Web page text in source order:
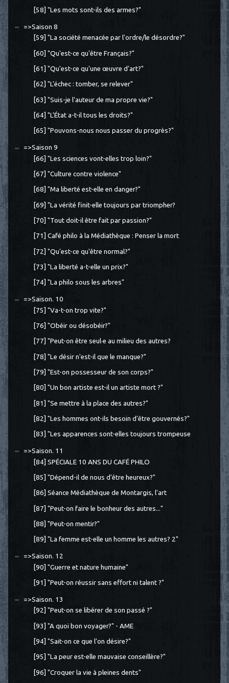
[58] "Les mots sont-ils des armes?"
=>Saison 8
[59] "La société menacée par l'ordre/le désordre?"
[60] "Qu'est-ce qu'être Français?"
[61] "Qu'est-ce qu'une œuvre d'art?"
[62] "L'échec : tomber, se relever"
[63] "Suis-je l'auteur de ma propre vie?"
[64] "L'État a-t-il tous les droits?"
[65] "Pouvons-nous nous passer du progrès?"
=>Saison 9
[66] "Les sciences vont-elles trop loin?"
[67] "Culture contre violence"
[68] "Ma liberté est-elle en danger?"
[69] "La vérité finit-elle toujours par triompher?
[70] "Tout doit-il être fait par passion?"
[71] Café philo à la Médiathèque : Penser la mort
[72] "Qu'est-ce qu'être normal?"
[73] "La liberté a-t-elle un prix?"
[74] "La philo sous les arbres"
=>Saison. 10
[75] "Va-t-on trop vite?"
[76] "Obéir ou désobéir?"
[77] "Peut-on être seul·e au milieu des autres?
[78] "Le désir n'est-il que le manque?"
[79] "Est-on possesseur de son corps?"
[80] "Un bon artiste est-il un artiste mort ?"
[81] "Se mettre à la place des autres?"
[82] "Les hommes ont-ils besoin d'être gouvernés?"
[83] "Les apparences sont-elles toujours trompeuse
=>Saison. 11
[84] SPÉCIALE 10 ANS DU CAFÉ PHILO
[85] "Dépend-il de nous d'être heureux?"
[86] Séance Médiathèque de Montargis, l'art
[87] "Peut-on faire le bonheur des autres..."
[88] "Peut-on mentir?"
[89] "La femme est-elle un homme les autres? 2"
=>Saison. 12
[90] "Guerre et nature humaine"
[91] "Peut-on réussir sans effort ni talent ?"
=>Saison. 13
[92] "Peut-on se libérer de son passé ?"
[93] "A quoi bon voyager?" - AME
[94] "Sait-on ce que l'on désire?"
[95] "La peur est-elle mauvaise conseillère?"
[96] "Croquer la vie à pleines dents"